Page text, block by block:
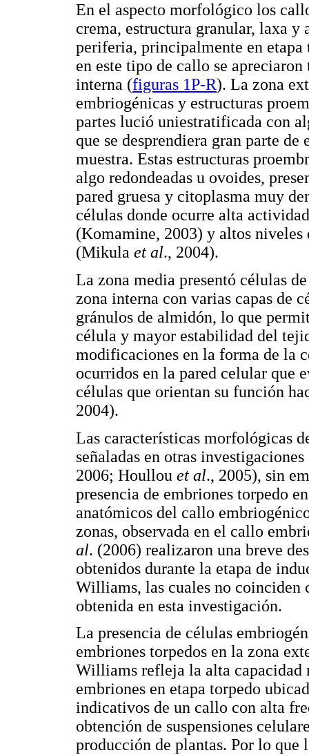
En el aspecto morfológico los
crema, estructura granular, laxa y
periferia, principalmente en etapa
en este tipo de callo se
interna (figuras 1P-R). La zona
embriogénicas y estructuras
partes lució uniestratificada con
que se desprendiera gran parte
muestra. Estas estructuras
algo redondeadas u ovoides,
pared gruesa y citoplasma muy
células donde ocurre alta
(Komamine, 2003) y altos niveles
(Mikula et al., 2004).
La zona media presentó células
zona interna con varias capas de
gránulos de almidón, lo que
célula y mayor estabilidad del
modificaciones en la forma de la
ocurridos en la pared celular que
células que orientan su función
2004).
Las características morfológicas
señaladas en otras
2006; Houllou et al., 2005), sin
presencia de embriones torpedo
anatómicos del callo
zonas, observada en el callo
al. (2006) realizaron una breve
obtenidos durante la etapa de
Williams, las cuales no coinciden
obtenida en esta investigación.
La presencia de células
embriones torpedos en la zona
Williams refleja la alta capacidad
embriones en etapa torpedo
indicativos de un callo con alta
obtención de suspensiones
producción de plantas. Por lo que